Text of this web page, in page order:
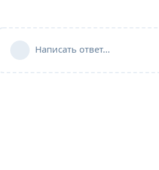
Написать ответ...